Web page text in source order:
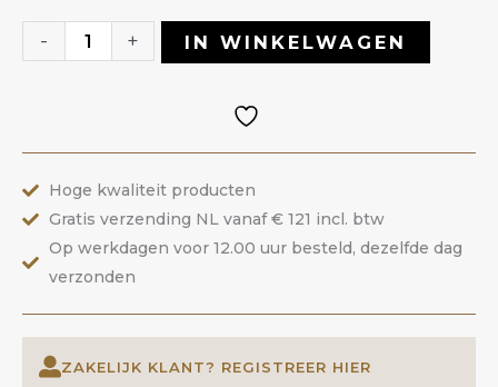
-
aantal
+ IN WINKELWAGEN
Hoge kwaliteit producten
Gratis verzending NL vanaf € 121 incl. btw
Op werkdagen voor 12.00 uur besteld, dezelfde dag
verzonden
ZAKELIJK KLANT? REGISTREER HIER